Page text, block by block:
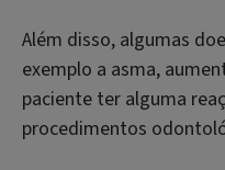
Além disso, algumas
exemplo a asma,
paciente ter alguma
procedimentos